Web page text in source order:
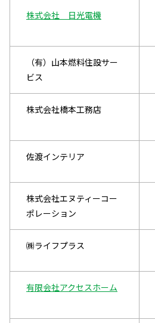
株式会社 日光電機
（有）山本燃料住設サー
ビス
株式会社橋本工務店
佐渡インテリア
株式会社エヌティーコー
ポレーション
㈱ライフプラス
有限会社アクセスホーム